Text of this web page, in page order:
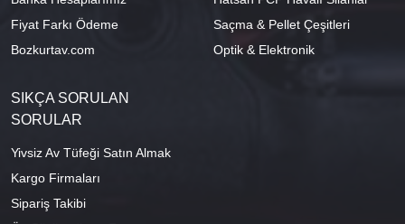
Fiyat Farkı Ödeme
Bozkurtav.com
Saçma & Pellet Çeşitleri
Optik & Elektronik
SIKÇA SORULAN
SORULAR
Yivsiz Av Tüfeği Satın Almak
Kargo Firmaları
Sipariş Takibi